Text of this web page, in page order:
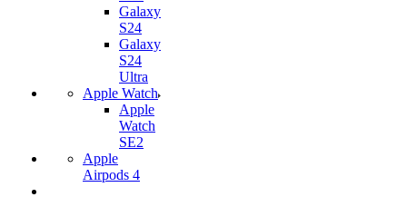
Galaxy
S24
Galaxy
S24
Ultra
Apple Watch
Apple
Watch
SE2
Apple
Airpods 4